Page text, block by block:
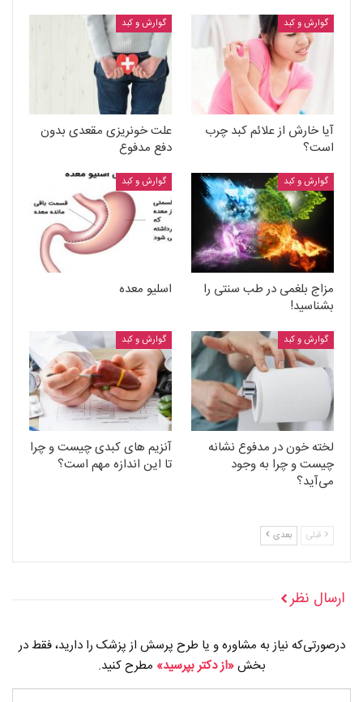
گوارش و کبد
آیا خارش از علائم کبد چرب
است؟
گوارش و کبد
علت خونریزی مقعدی بدون
دفع مدفوع
گوارش و کبد
مزاج بلغمی در طب سنتی را
بشناسید!
گوارش و کبد
اسلیو معده
گوارش و کبد
لخته خون در مدفوع نشانه
چیست و چرا به وجود
می‌آید؟
گوارش و کبد
آنزیم های کبدی چیست و چرا
تا این اندازه مهم است؟
قبلی بعدی
ارسال نظر
درصورتی‌که نیاز به مشاوره و یا طرح پرسش از پزشک را دارید، فقط در
بخش«از دکتر بپرسید» مطرح کنید.